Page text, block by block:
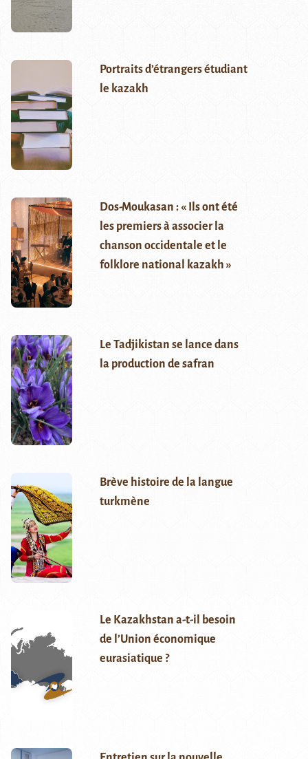
Portraits d’étrangers étudiant
le kazakh
Dos-Moukasan : « Ils ont été
les premiers à associer la
chanson occidentale et le
folklore national kazakh »
Le Tadjikistan se lance dans
la production de safran
Brève histoire de la langue
turkmène
Le Kazakhstan a-t-il besoin
de l’Union économique
eurasiatique ?